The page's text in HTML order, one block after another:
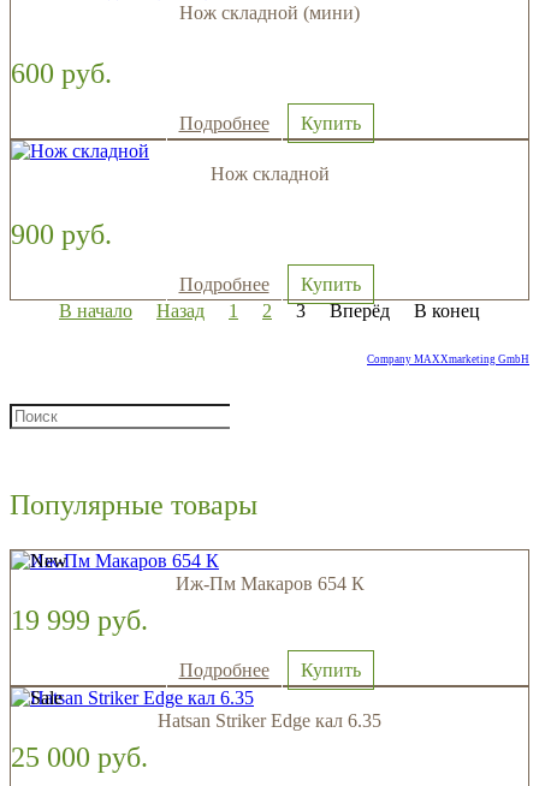
Нож складной (мини)
600 руб.
Подробнее Купить
Нож складной
900 руб.
Подробнее
Купить
В начало
Назад 1 2 3 Вперёд В конец
Company MAXXmarketing GmbH
Популярные товары
Иж-Пм Макаров 654 К
19 999 руб.
Подробнее Купить
Hatsan Striker Edge кал 6.35
25 000 руб.